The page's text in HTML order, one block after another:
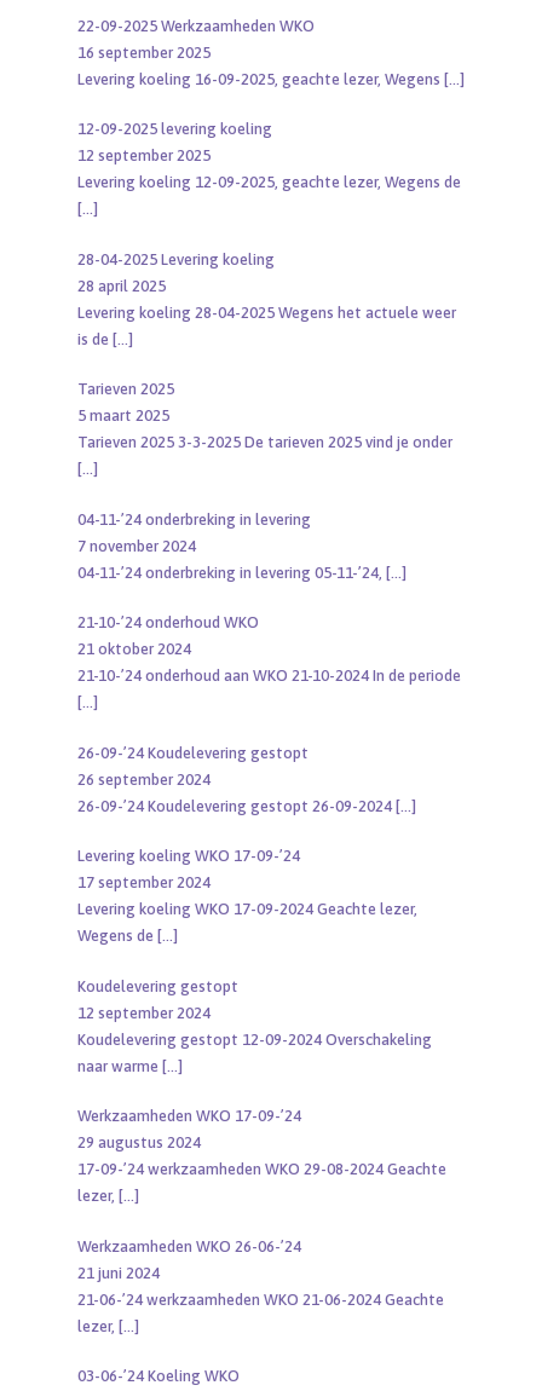
22-09-2025 Werkzaamheden WKO
16 september 2025
Levering koeling 16-09-2025, geachte lezer, Wegens […]
12-09-2025 levering koeling
12 september 2025
Levering koeling 12-09-2025, geachte lezer, Wegens de
[…]
28-04-2025 Levering koeling
28 april 2025
Levering koeling 28-04-2025 Wegens het actuele weer
is de […]
Tarieven 2025
5 maart 2025
Tarieven 2025 3-3-2025 De tarieven 2025 vind je onder
[…]
04-11-’24 onderbreking in levering
7 november 2024
04-11-’24 onderbreking in levering 05-11-’24, […]
21-10-’24 onderhoud WKO
21 oktober 2024
21-10-’24 onderhoud aan WKO 21-10-2024 In de periode
[…]
26-09-’24 Koudelevering gestopt
26 september 2024
26-09-’24 Koudelevering gestopt 26-09-2024[…]
Levering koeling WKO 17-09-’24
17 september 2024
Levering koeling WKO 17-09-2024 Geachte lezer,
Wegens de […]
Koudelevering gestopt
12 september 2024
Koudelevering gestopt 12-09-2024 Overschakeling
naar warme […]
Werkzaamheden WKO 17-09-’24
29 augustus 2024
17-09-’24 werkzaamheden WKO 29-08-2024 Geachte
lezer, […]
Werkzaamheden WKO 26-06-’24
21 juni 2024
21-06-’24 werkzaamheden WKO 21-06-2024 Geachte
lezer, […]
03-06-’24 Koeling WKO